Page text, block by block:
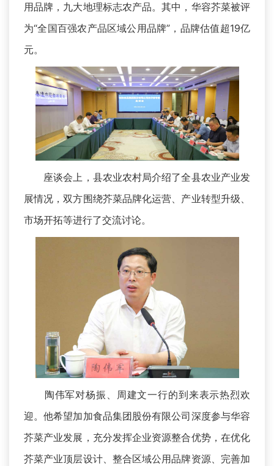
用品牌，九大地理标志农产品。其中，华容芥菜被评
为“全国百强农产品区域公用品牌”，品牌估值超19亿
元。
座谈会上，县农业农村局介绍了全县农业产业发
展情况，双方围绕芥菜品牌化运营、产业转型升级、
市场开拓等进行了交流讨论。
陶伟军对杨振、周建文一行的到来表示热烈欢
迎。他希望加加食品集团股份有限公司深度参与华容
芥菜产业发展，充分发挥企业资源整合优势，在优化
芥菜产业顶层设计、整合区域公用品牌资源、完善加